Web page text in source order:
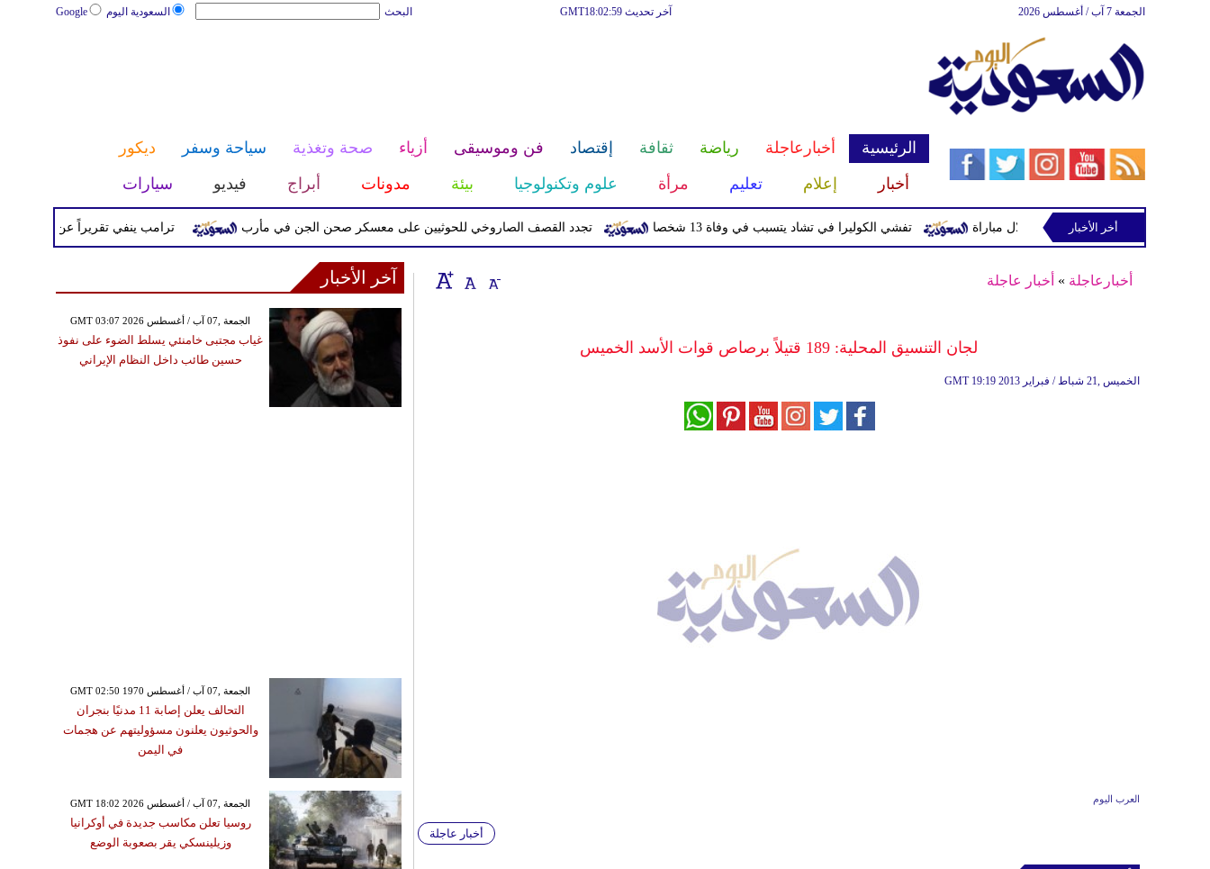
السعودية اليوم Google البحث آخر تحديث GMT18:02:59 الجمعة 7 آب / أغسطس 2026
الرئيسية أخبارعاجلة رياضة ثقافة إقتصاد فن وموسيقى أزياء صحة وتغذية سياحة وسفر
ديكور
أخبار
إعلام تعليم مرأة علوم وتكنولوجيا بيئة مدونات أبراج فيديو سيارات
ترامب ينفي تقريراً عن خلافه مع تجدد القصف الصاروخي للحوثيين على معسكر صحن الجن في مأرب تفشي الكوليرا في تشاد يتسبب في وفاة 13 شخصا أخر الأخبار
أخبارعاجلة » أخبار عاجلة
لجان التنسيق المحلية: 189 قتيلاً برصاص قوات الأسد الخميس
GMT 19:19 2013 الخميس ,21 شباط / فبراير
العرب اليوم
أخبار عاجلة
آخر الأخبار
GMT 03:07 2026 الجمعة ,07 آب / أغسطس
غياب مجتبى خامنئي يسلط الضوء على نفوذ
حسين طائب داخل النظام الإيراني
GMT 02:50 1970 الجمعة ,07 آب / أغسطس
التحالف يعلن إصابة 11 مدنيًا بنجران
والحوثيون يعلنون مسؤوليتهم عن هجمات
في اليمن
GMT 18:02 2026 الجمعة ,07 آب / أغسطس
روسيا تعلن مكاسب جديدة في أوكرانيا
وزيلينسكي يقر بصعوبة الوضع